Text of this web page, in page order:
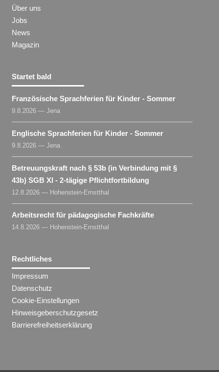
Über uns
Jobs
News
Magazin
Startet bald
Französische Sprachferien für Kinder - Sommer
9.8.2026 — Jena
Englische Sprachferien für Kinder - Sommer
9.8.2026 — Jena
Betreuungskraft nach § 53b (in Verbindung mit §
43b) SGB XI - 2-tägige Pflichtfortbildung
12.8.2026 — Hohenstein-Ernstthal
Arbeitsrecht für pädagogische Fachkräfte
14.8.2026 — Hohenstein-Ernstthal
Rechtliches
Impressum
Datenschutz
Cookie-Einstellungen
Hinweisgeberschutzgesetz
Barrierefreiheitserklärung